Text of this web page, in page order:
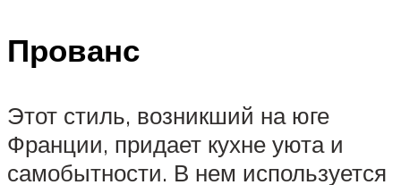
Прованс
Этот стиль, возникший на юге
Франции, придает кухне уюта и
самобытности. В нем используется